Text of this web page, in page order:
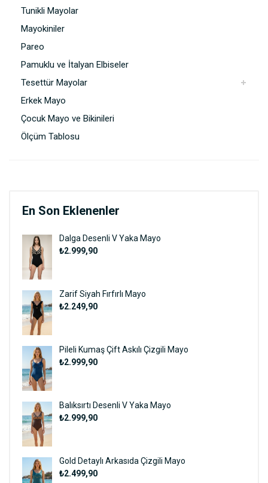
Tunikli Mayolar
Mayokiniler
Pareo
Pamuklu ve İtalyan Elbiseler
Tesettür Mayolar
Erkek Mayo
Çocuk Mayo ve Bikinileri
Ölçüm Tablosu
En Son Eklenenler
Dalga Desenli V Yaka Mayo
₺2.999,90
Zarif Siyah Fırfırlı Mayo
₺2.249,90
Pileli Kumaş Çift Askılı Çizgili Mayo
₺2.999,90
Balıksırtı Desenli V Yaka Mayo
₺2.999,90
Gold Detaylı Arkasıda Çizgili Mayo
₺2.499,90